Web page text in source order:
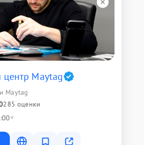
Maytag
Maytag
285 оценки